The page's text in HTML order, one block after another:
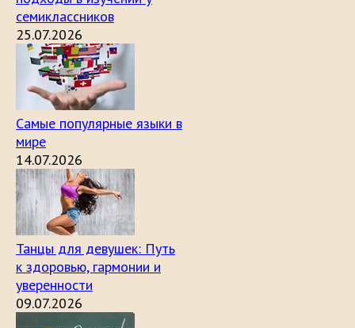
семиклассников
25.07.2026
Самые популярные языки в
мире
14.07.2026
Танцы для девушек: Путь
к здоровью, гармонии и
уверенности
09.07.2026